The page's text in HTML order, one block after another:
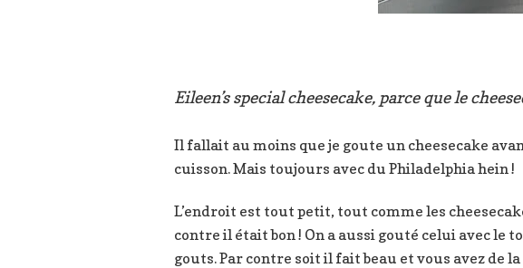
Eileen’s special cheesecake, parce que le
Il fallait au moins que je goute un cheesecake
cuisson. Mais toujours avec du Philadelphia hein !
L’endroit est tout petit, tout comme les
contre il était bon ! On a aussi gouté celui avec le
gouts. Par contre soit il fait beau et vous avez de